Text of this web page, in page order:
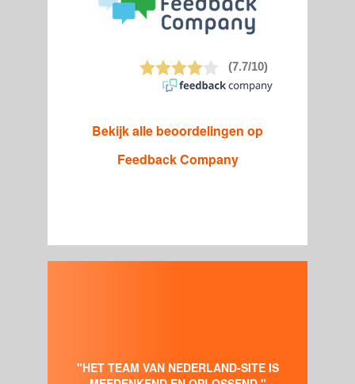
Bekijk alle beoordelingen op
Feedback Company
NEDERLAND-SITE IS
MENSEN VAN NEDERLAND-
KUNT ALLE HULP KRIJGEN